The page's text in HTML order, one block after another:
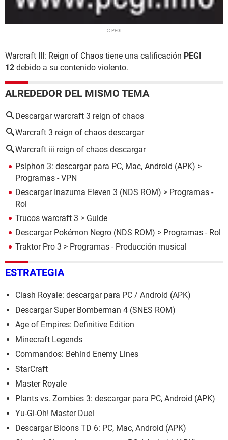
© PEGI
Warcraft III: Reign of Chaos tiene una calificación PEGI
12 debido a su contenido violento.
ALREDEDOR DEL MISMO TEMA
Descargar warcraft 3 reign of chaos
Warcraft 3 reign of chaos descargar
Warcraft iii reign of chaos descargar
Psiphon 3: descargar para PC, Mac, Android (APK) >
Programas - VPN
Descargar Inazuma Eleven 3 (NDS ROM) > Programas -
Rol
Trucos warcraft 3 > Guide
Descargar Pokémon Negro (NDS ROM) > Programas - Rol
Traktor Pro 3 > Programas - Producción musical
ESTRATEGIA
Clash Royale: descargar para PC / Android (APK)
Descargar Super Bomberman 4 (SNES ROM)
Age of Empires: Definitive Edition
Minecraft Legends
Commandos: Behind Enemy Lines
StarCraft
Master Royale
Plants vs. Zombies 3: descargar para PC, Android (APK)
Yu-Gi-Oh! Master Duel
Descargar Bloons TD 6: PC, Mac, Android (APK)